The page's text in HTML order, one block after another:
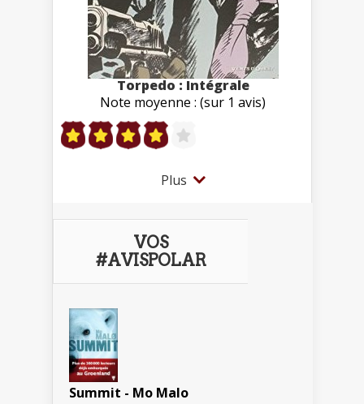
Torpedo : Intégrale
Note moyenne : (sur 1 avis)
Plus
VOS
#AVISPOLAR
Summit - Mo Malo